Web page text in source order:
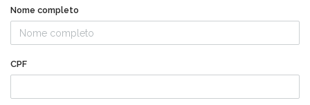
Nome completo
CPF